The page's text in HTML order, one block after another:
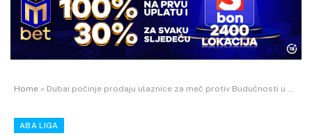
Home » Dubai počinje prodaju ulaznice za meč protiv Budućnosti u UAE uprkos zabrani ABA lige
ABA LIGA